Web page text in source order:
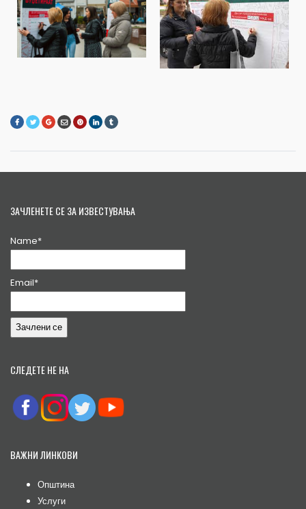
ЗАЧЛЕНЕТЕ СЕ ЗА ИЗВЕСТУВАЊА
Name*
Email*
СЛЕДЕТЕ НЕ НА
ВАЖНИ ЛИНКОВИ
Општина
Услуги